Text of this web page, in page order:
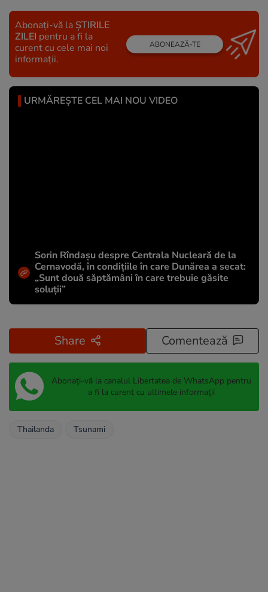
Abonați-vă la ȘTIRILE
ZILEI pentru a fi la
curent cu cele mai noi
informații.
ABONEAZĂ-TE
URMĂREȘTE CEL MAI NOU VIDEO
Sorin Rîndașu despre Centrala Nucleară de la
Cernavodă, în condițiile în care Dunărea a secat:
„Sunt două săptămâni în care trebuie găsite
soluții”
Share Comentează
Abonați-vă la canalul Libertatea de WhatsApp pentru
a fi la curent cu ultimele informații
Thailanda Tsunami